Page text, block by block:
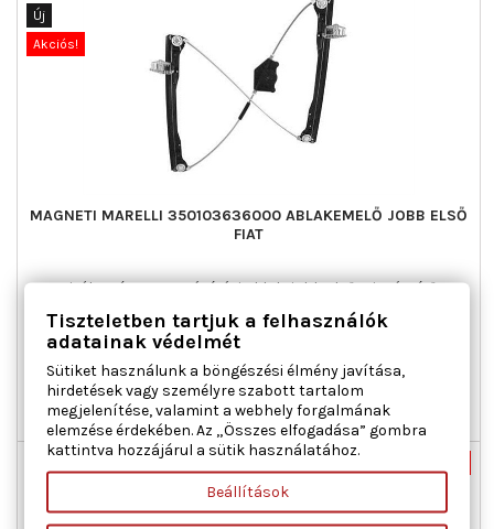
Új
Akciós!
MAGNETI MARELLI 350103636000 ABLAKEMELŐ JOBB ELSŐ
FIAT
Ajtók száma : 5, Beépítési oldal : jobb első, Kiegészítő
cikk/kiegészítő info : Villanymotor nélkül, Működési mód :
elektromos, Páros cikkszám : 350103635000
Ár
46 536 Ft
ár
 Kosárba Bővebben
 Nincs-készleten
Tiszteletben tartjuk a felhasználók
adatainak védelmét
Sütiket használunk a böngészési élmény javítása,
hirdetések vagy személyre szabott tartalom
megjelenítése, valamint a webhely forgalmának
elemzése érdekében. Az „Összes elfogadása” gombra
kattintva hozzájárul a sütik használatához.
Beállítások